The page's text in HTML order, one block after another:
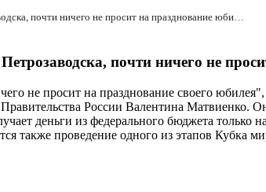
Валентина Матвиенко: Ленобласть, в отличие от Санкт-Петербурга, Пскова и Петрозаводска, почти ничего не просит на празднование юбилея.
почти ничего не
не просит на празднование своего
России Валентина Матвиенко.
деньги из федерального бюджета только
также проведение одного из этапов